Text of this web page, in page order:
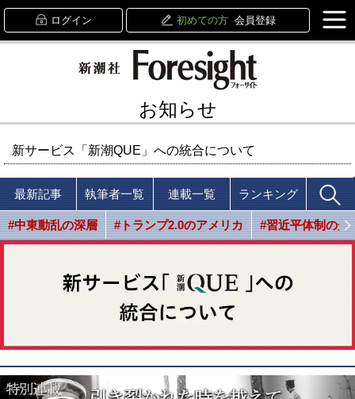
ログイン 初めての方 会員登録
お知らせ
新サービス「新潮QUE」への統合について
最新記事 執筆者一覧 連載一覧 ランキング
#中東動乱の深層 #トランプ2.0のアメリカ #習近平体制の光